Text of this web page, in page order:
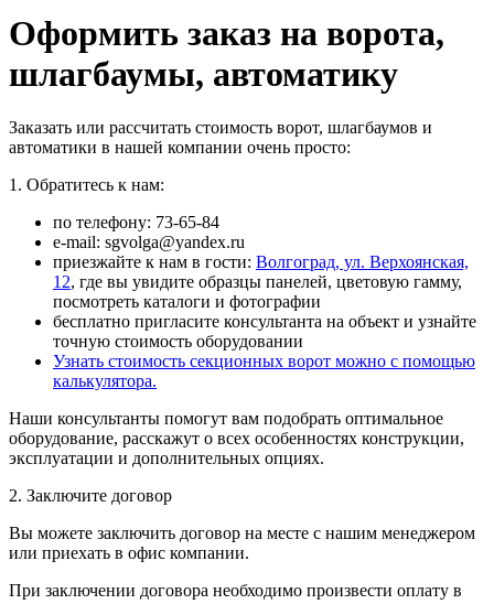
Оформить заказ на ворота,
шлагбаумы, автоматику
Заказать или рассчитать стоимость ворот, шлагбаумов и
автоматики в нашей компании очень просто:
1. Обратитесь к нам:
по телефону: 73-65-84
e-mail: sgvolga@yandex.ru
приезжайте к нам в гости: Волгоград, ул. Верхоянская,
12, где вы увидите образцы панелей, цветовую гамму,
посмотреть каталоги и фотографии
бесплатно пригласите консультанта на объект и узнайте
точную стоимость оборудовании
Узнать стоимость секционных ворот можно с помощью
калькулятора.
Наши консультанты помогут вам подобрать оптимальное
оборудование, расскажут о всех особенностях конструкции,
эксплуатации и дополнительных опциях.
2. Заключите договор
Вы можете заключить договор на месте с нашим менеджером
или приехать в офис компании.
При заключении договора необходимо произвести оплату в